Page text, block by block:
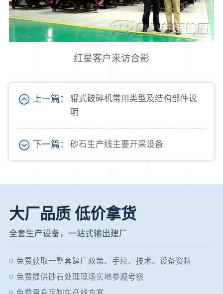
红星客户来访合影
上一篇：
辊式破碎机常用类型及结构部件说
明
下一篇： 砂石生产线主要开采设备
大厂品质 低价拿货
全套生产设备，一站式输出建厂
免费获取一整套建厂政策、手续、技术、设备资料
免费提供砂石处理现场实地参观考察